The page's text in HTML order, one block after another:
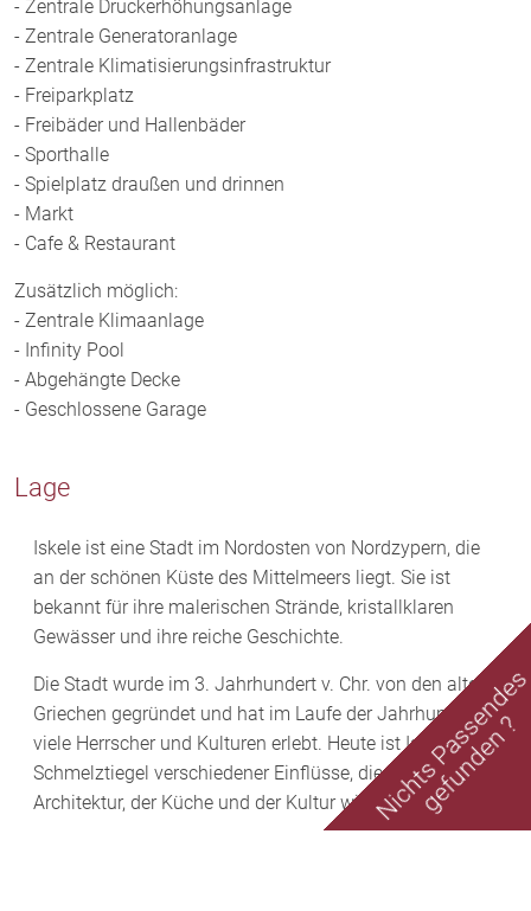
- Zentrale Druckerhöhungsanlage
- Zentrale Generatoranlage
- Zentrale Klimatisierungsinfrastruktur
- Freiparkplatz
- Freibäder und Hallenbäder
- Sporthalle
- Spielplatz draußen und drinnen
- Markt
- Cafe & Restaurant
Zusätzlich möglich:
- Zentrale Klimaanlage
- Infinity Pool
- Abgehängte Decke
- Geschlossene Garage
Lage
Iskele ist eine Stadt im Nordosten von Nordzypern, die
an der schönen Küste des Mittelmeers liegt. Sie ist
bekannt für ihre malerischen Strände, kristallklaren
Gewässer und ihre reiche Geschichte.
Die Stadt wurde im 3. Jahrhundert v. Chr. von den alten
Griechen gegründet und hat im Laufe der Jahrhunderte
viele Herrscher und Kulturen erlebt. Heute ist Iskele ein
Schmelztiegel verschiedener Einflüsse, die sich in der
Architektur, der Küche und der Kultur widerspiegeln.
Nichtsgefunden ?